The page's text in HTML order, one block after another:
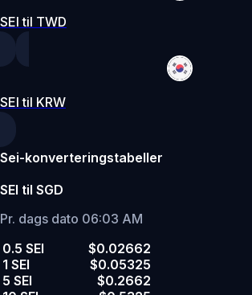
SEI til TWD
SEI til KRW
Sei-konverteringstabeller
SEI til SGD
Pr. dags dato 06:03 AM
0.5 SEI
$0.02662
1 SEI
$0.05325
5 SEI
$0.2662